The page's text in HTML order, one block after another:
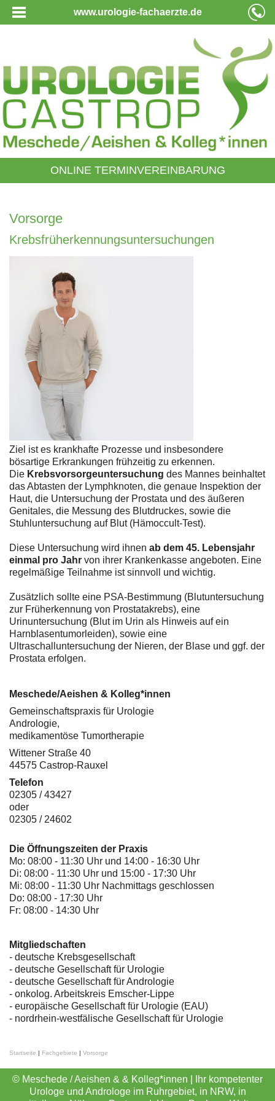
www.urologie-fachaerzte.de
ONLINE TERMINVEREINBARUNG
Vorsorge
Krebsfrüherkennungsuntersuchungen
Ziel ist es krankhafte Prozesse und insbesondere
bösartige Erkrankungen frühzeitig zu erkennen.
Die Krebsvorsorgeuntersuchung des Mannes beinhaltet
das Abtasten der Lymphknoten, die genaue Inspektion der
Haut, die Untersuchung der Prostata und des äußeren
Genitales, die Messung des Blutdruckes, sowie die
Stuhluntersuchung auf Blut (Hämoccult-Test).
Diese Untersuchung wird ihnen ab dem 45. Lebensjahr
einmal pro Jahr von ihrer Krankenkasse angeboten. Eine
regelmäßige Teilnahme ist sinnvoll und wichtig.
Zusätzlich sollte eine PSA-Bestimmung (Blutuntersuchung
zur Früherkennung von Prostatakrebs), eine
Urinuntersuchung (Blut im Urin als Hinweis auf ein
Harnblasentumorleiden), sowie eine
Ultraschalluntersuchung der Nieren, der Blase und ggf. der
Prostata erfolgen.
Meschede/Aeishen & Kolleg*innen
Gemeinschaftspraxis für Urologie
Andrologie,
medikamentöse Tumortherapie
Wittener Straße 40
44575 Castrop-Rauxel
Telefon
02305 / 43427
oder
02305 / 24602
Die Öffnungszeiten der Praxis
Mo: 08:00 - 11:30 Uhr und 14:00 - 16:30 Uhr
Di: 08:00 - 11:30 Uhr und 15:00 - 17:30 Uhr
Mi: 08:00 - 11:30 Uhr Nachmittags geschlossen
Do: 08:00 - 17:30 Uhr
Fr: 08:00 - 14:30 Uhr
Mitgliedschaften
- deutsche Krebsgesellschaft
- deutsche Gesellschaft für Urologie
- deutsche Gesellschaft für Andrologie
- onkolog. Arbeitskreis Emscher-Lippe
- europäische Gesellschaft für Urologie (EAU)
- nordrhein-westfälische Gesellschaft für Urologie
Startseite | Fachgebiete | Vorsorge
© Meschede / Aeishen & & Kolleg*innen | Ihr kompetenter
Urologe und Androloge im Ruhrgebiet, in NRW, in